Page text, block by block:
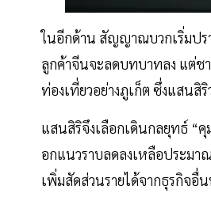
ในอีกด้าน สัญญาณบวกเริ่มปรา
ลูกค้าจีนจะลดบทบาทลง แต่ช
ท่องเที่ยวอย่างภูเก็ต ซึ่งแสนสิ
แสนสิริจึงเลือกเดินกลยุทธ์ “คุ
อกแนวราบลดลงเหลือประมา
เพิ่มสัดส่วนรายได้จากธุรกิจอื่